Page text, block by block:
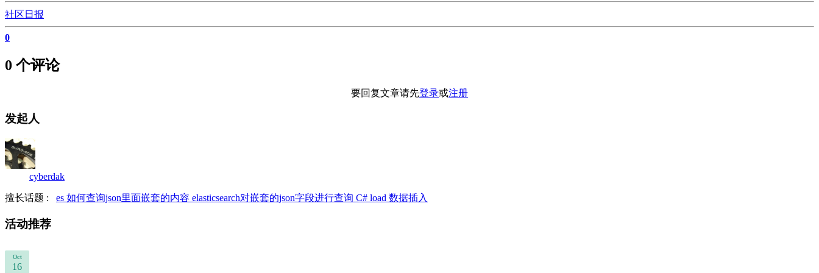
社区日报
0
0 个评论
要回复文章请先登录或注册
发起人
cyberdak
擅长话题 : es 如何查询json里面嵌套的内容 elasticsearch对嵌套的json字段进行查询 C# load 数据插入
活动推荐
Oct
16